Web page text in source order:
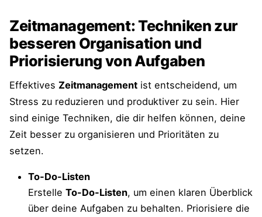
Zeitmanagement: Techniken zur
besseren Organisation und
Priorisierung von Aufgaben
Effektives Zeitmanagement ist entscheidend, um
Stress zu reduzieren und produktiver zu sein. Hier
sind einige Techniken, die dir helfen können, deine
Zeit besser zu organisieren und Prioritäten zu
setzen.
To-Do-Listen
Erstelle To-Do-Listen, um einen klaren Überblick
über deine Aufgaben zu behalten. Priorisiere die